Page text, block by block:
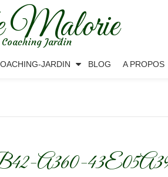
Malorie
Jardin
JARDIN BLOG A PROPOS
A360-